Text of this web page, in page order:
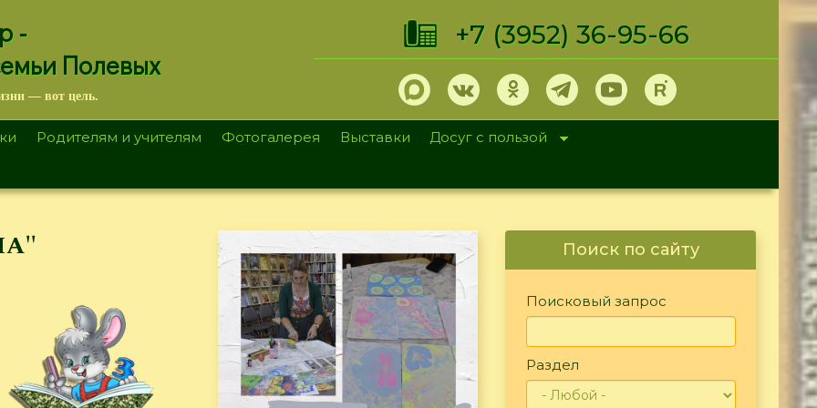
-
Полевых
— вот цель.
+7 (3952) 36-95-66
Родителям и учителям Фотогалерея Выставки
Досуг с пользой
Поиск по сайту
Поисковый запрос
Раздел